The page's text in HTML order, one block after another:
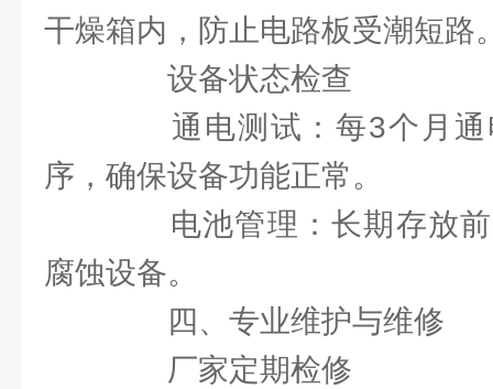
干燥箱内，防止电路板受潮短路
设备状态检查
通电测试：每3个月通
序，确保设备功能正常。
电池管理：长期存放前
腐蚀设备。
四、专业维护与维修
厂家定期检修